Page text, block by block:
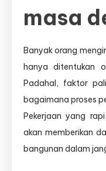
masa
Banyak orang
hanya ditentukan
Padahal, faktor
bagaimana proses
Pekerjaan yang
akan memberikan
bangunan dalam